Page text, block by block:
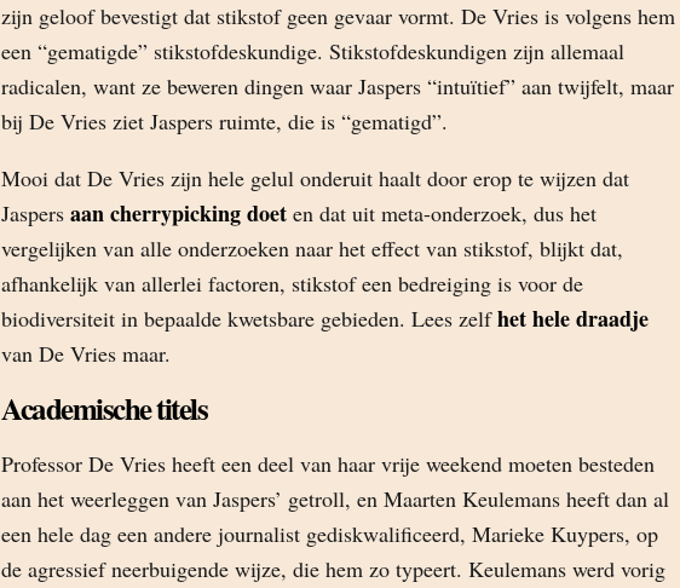
zijn geloof bevestigt dat stikstof geen gevaar vormt. De Vries is volgens hem
een “gematigde” stikstofdeskundige. Stikstofdeskundigen zijn allemaal
radicalen, want ze beweren dingen waar Jaspers “intuïtief” aan twijfelt, maar
bij De Vries ziet Jaspers ruimte, die is “gematigd”.
Mooi dat De Vries zijn hele gelul onderuit haalt door erop te wijzen dat
Jaspers aan cherrypicking doet en dat uit meta-onderzoek, dus het
vergelijken van alle onderzoeken naar het effect van stikstof, blijkt dat,
afhankelijk van allerlei factoren, stikstof een bedreiging is voor de
biodiversiteit in bepaalde kwetsbare gebieden. Lees zelfhet hele draadje
van De Vries maar.
Academische titels
Professor De Vries heeft een deel van haar vrije weekend moeten besteden
aan het weerleggen van Jaspers’ getroll, en Maarten Keulemans heeft dan al
een hele dag een andere journalist gediskwalificeerd, Marieke Kuypers, op
de agressief neerbuigende wijze, die hem zo typeert. Keulemans werd vorig